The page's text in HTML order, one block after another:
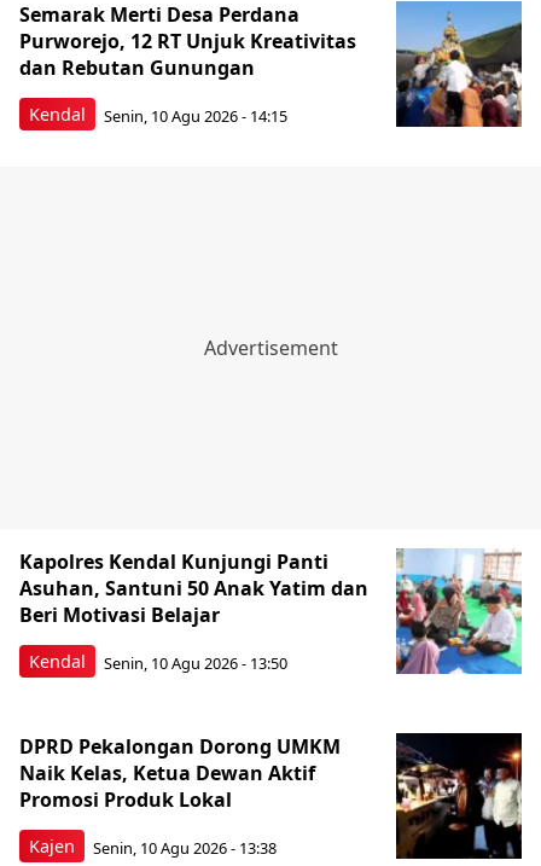
Kendal
Semarak Merti Desa Perdana
Purworejo, 12 RT Unjuk Kreativitas
dan Rebutan Gunungan
Senin, 10 Agu 2026 - 14:15
Kendal
Kapolres Kendal Kunjungi Panti
Asuhan, Santuni 50 Anak Yatim dan
Beri Motivasi Belajar
Senin, 10 Agu 2026 - 13:50
Kajen
DPRD Pekalongan Dorong UMKM
Naik Kelas, Ketua Dewan Aktif
Promosi Produk Lokal
Senin, 10 Agu 2026 - 13:38